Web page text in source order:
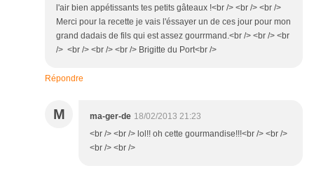
l'air bien appétissants tes petits gâteaux !<br /> <br /> <br />
Merci pour la recette je vais l'éssayer un de ces jour pour mon
grand dadais de fils qui est assez gourrmand.<br /> <br /> <br
/> <br /> <br /> <br /> Brigitte du Port<br />
Répondre
M ma-ger-de 18/02/2013 21:23
<br /> <br /> lol!! oh cette gourmandise!!!<br /> <br />
<br /> <br />